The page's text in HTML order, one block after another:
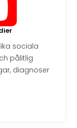
sociala
pålitlig
diagnoser